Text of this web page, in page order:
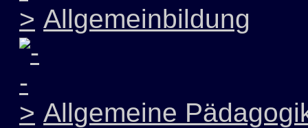
Allgemeinbildung
Allgemeine